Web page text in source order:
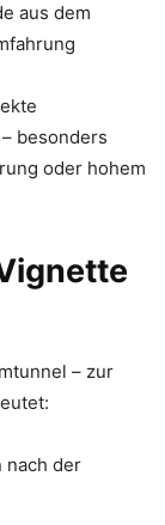
aus dem
besonders
oder hohem
– zur
nach der